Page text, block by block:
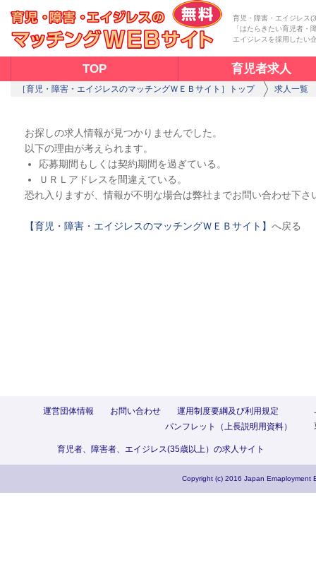
育児・障害・エイジレス
「はたらきたい育児者・
エイジレスを採用したい
TOP 育児者求人
［育児・障害・エイジレスのマッチングＷＥＢサイト］トップ 求人一覧
お探しの求人情報が見つかりませんでした。
以下の理由が考えられます。
応募期間もしくは契約期間を過ぎている。
ＵＲＬアドレスを間違えている。
恐れ入りますが、情報が不明な場合は弊社までお問い合わせ下さ
【育児・障害・エイジレスのマッチングＷＥＢサイト】 へ戻る
運営団体情報 お問い合わせ
運用制度要綱及び利用規定
パンフレット（上長説明用資料）
育児者、障害者、エイジレス(35歳以上）の求人サイト
Copyright (c) 2016 Japan Emaployment